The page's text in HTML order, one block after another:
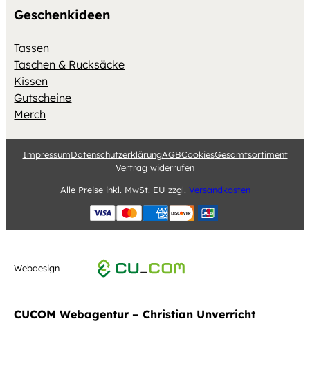
Geschenkideen
Tassen
Taschen & Rucksäcke
Kissen
Gutscheine
Merch
ImpressumDatenschutzerklärungAGBCookiesGesamtsortiment
Vertrag widerrufen
Alle Preise inkl. MwSt. EU zzgl. Versandkosten
Webdesign
CUCOM Webagentur – Christian Unverricht